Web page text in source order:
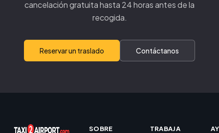
cancelación gratuita hasta 24 horas antes de la
recogida.
Reservar un traslado Contáctanos
SOBRE
TRABAJA